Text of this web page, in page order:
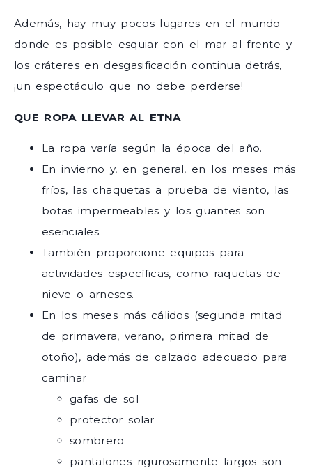
Además, hay muy pocos lugares en el mundo
donde es posible esquiar con el mar al frente y
los cráteres en desgasificación continua detrás,
¡un espectáculo que no debe perderse!
QUE ROPA LLEVAR AL ETNA
La ropa varía según la época del año.
En invierno y, en general, en los meses más
fríos, las chaquetas a prueba de viento, las
botas impermeables y los guantes son
esenciales.
También proporcione equipos para
actividades específicas, como raquetas de
nieve o arneses.
En los meses más cálidos (segunda mitad
de primavera, verano, primera mitad de
otoño), además de calzado adecuado para
caminar
gafas de sol
protector solar
sombrero
pantalones rigurosamente largos son